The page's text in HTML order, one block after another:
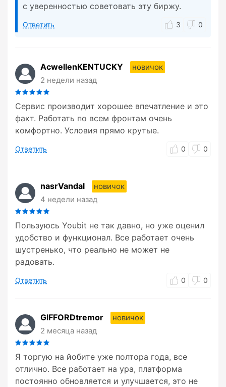
с уверенностью советовать эту биржу.
Ответить 3 0
AcwellenKENTUCKY
новичок
2 недели назад
Сервис производит хорошее впечатление и это
факт. Работать по всем фронтам очень
комфортно. Условия прямо крутые.
Ответить 0 0
nasrVandal
новичок
4 недели назад
Пользуюсь Youbit не так давно, но уже оценил
удобство и функционал. Все работает очень
шустренько, что реально не может не
радовать.
Ответить 0 0
GIFFORDtremor
новичок
2 месяца назад
Я торгую на йобите уже полтора года, все
отлично. Все работает на ура, платформа
постоянно обновляется и улучшается, это не